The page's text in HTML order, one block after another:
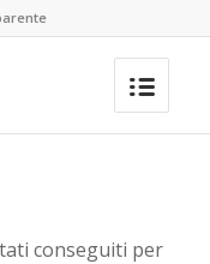
conseguiti per